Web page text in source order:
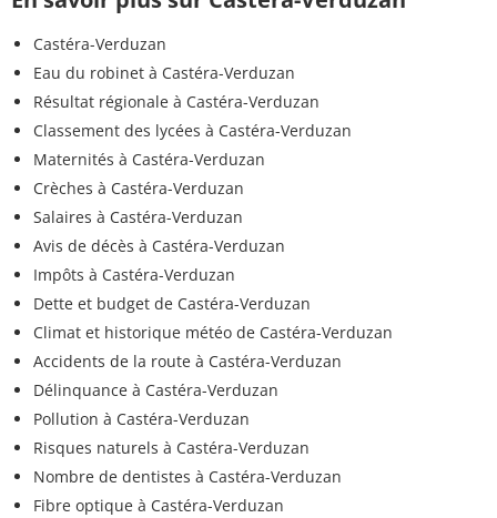
Castéra-Verduzan
Eau du robinet à Castéra-Verduzan
Résultat régionale à Castéra-Verduzan
Classement des lycées à Castéra-Verduzan
Maternités à Castéra-Verduzan
Crèches à Castéra-Verduzan
Salaires à Castéra-Verduzan
Avis de décès à Castéra-Verduzan
Impôts à Castéra-Verduzan
Dette et budget de Castéra-Verduzan
Climat et historique météo de Castéra-Verduzan
Accidents de la route à Castéra-Verduzan
Délinquance à Castéra-Verduzan
Pollution à Castéra-Verduzan
Risques naturels à Castéra-Verduzan
Nombre de dentistes à Castéra-Verduzan
Fibre optique à Castéra-Verduzan